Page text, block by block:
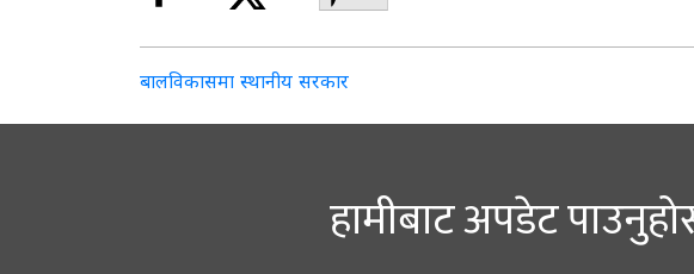
Post
navigation
बालविकासमा स्थानीय सरकार
हामीबाट अपडेट